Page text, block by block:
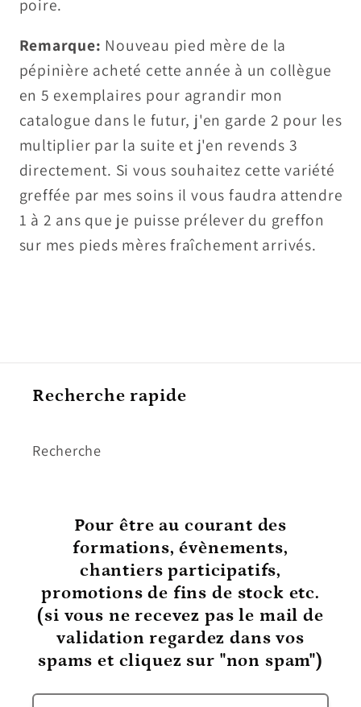
poire.
Remarque: Nouveau pied mère de la
pépinière acheté cette année à un collègue
en 5 exemplaires pour agrandir mon
catalogue dans le futur, j'en garde 2 pour les
multiplier par la suite et j'en revends 3
directement. Si vous souhaitez cette variété
greffée par mes soins il vous faudra attendre
1 à 2 ans que je puisse prélever du greffon
sur mes pieds mères fraîchement arrivés.
Recherche rapide
Recherche
Pour être au courant des
formations, évènements,
chantiers participatifs,
promotions de fins de stock etc.
(si vous ne recevez pas le mail de
validation regardez dans vos
spams et cliquez sur "non spam")